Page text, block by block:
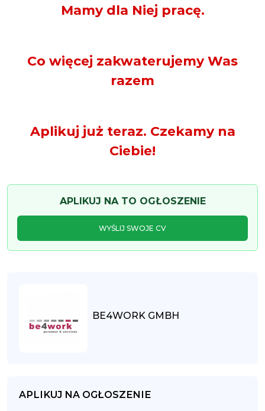
Mamy dla Niej pracę.
Co więcej zakwaterujemy Was
razem
Aplikuj już teraz. Czekamy na
Ciebie!
APLIKUJ NA TO OGŁOSZENIE
WYŚLIJ SWOJE CV
BE4WORK GMBH
APLIKUJ NA OGŁOSZENIE